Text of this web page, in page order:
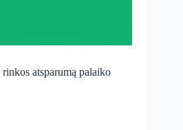
atsparumą palaiko